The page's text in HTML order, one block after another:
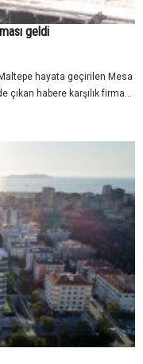
geldi
hayata geçirilen Mesa
habere karşılık firma...